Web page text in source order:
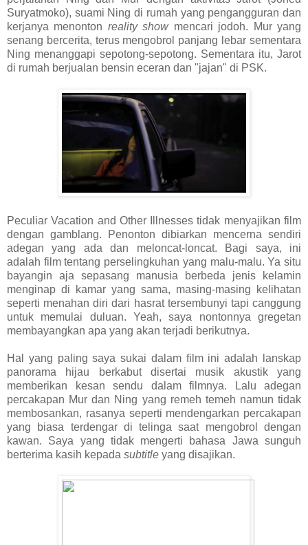
Suryatmoko), suami Ning di rumah yang pengangguran dan
kerjanya menonton reality showmencari jodoh. Mur yang
senang bercerita, terus mengobrol panjang lebar sementara
Ning menanggapi sepotong-sepotong. Sementara itu, Jarot
di rumah berjualan bensin eceran dan "jajan" di PSK.
Peculiar Vacation and Other Illnesses tidak menyajikan film
dengan gamblang. Penonton dibiarkan mencerna sendiri
adegan yang ada dan meloncat-loncat. Bagi saya, ini
adalah film tentang perselingkuhan yang malu-malu. Ya situ
bayangin aja sepasang manusia berbeda jenis kelamin
menginap di kamar yang sama, masing-masing kelihatan
seperti menahan diri dari hasrat tersembunyi tapi canggung
untuk memulai duluan. Yeah, saya nontonnya gregetan
membayangkan apa yang akan terjadi berikutnya.
Hal yang paling saya sukai dalam film ini adalah lanskap
panorama hijau berkabut disertai musik akustik yang
memberikan kesan sendu dalam filmnya. Lalu adegan
percakapan Mur dan Ning yang remeh temeh namun tidak
membosankan, rasanya seperti mendengarkan percakapan
yang biasa terdengar di telinga saat mengobrol dengan
kawan. Saya yang tidak mengerti bahasa Jawa sunguh
berterima kasih kepada subtitle yang disajikan.